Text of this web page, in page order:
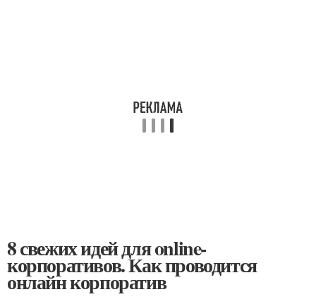
8 свежих идей для online-
корпоративов. Как проводится
онлайн корпоратив